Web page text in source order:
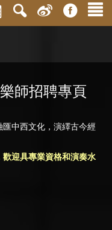
師招聘專頁
中西文化，演繹古今經
迎具專業資格和演奏水